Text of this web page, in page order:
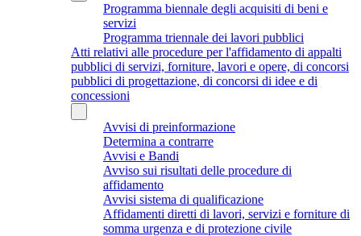
Programma biennale degli acquisiti di beni e
servizi
Programma triennale dei lavori pubblici
Atti relativi alle procedure per l'affidamento di appalti
pubblici di servizi, forniture, lavori e opere, di concorsi
pubblici di progettazione, di concorsi di idee e di
concessioni
Avvisi di preinformazione
Determina a contrarre
Avvisi e Bandi
Avviso sui risultati delle procedure di
affidamento
Avvisi sistema di qualificazione
Affidamenti diretti di lavori, servizi e forniture di
somma urgenza e di protezione civile